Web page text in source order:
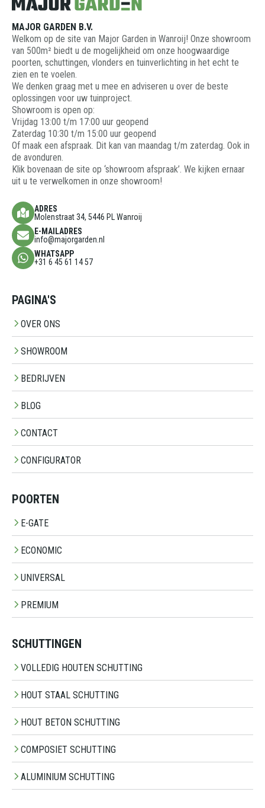
MAJOR GARDEN B.V.
Welkom op de site van Major Garden in Wanroij! Onze showroom
van 500m² biedt u de mogelijkheid om onze hoogwaardige
poorten, schuttingen, vlonders en tuinverlichting in het echt te
zien en te voelen.
We denken graag met u mee en adviseren u over de beste
oplossingen voor uw tuinproject.
Showroom is open op:
Vrijdag 13:00 t/m 17:00 uur geopend
Zaterdag 10:30 t/m 15:00 uur geopend
Of maak een afspraak. Dit kan van maandag t/m zaterdag. Ook in
de avonduren.
Klik bovenaan de site op ‘showroom afspraak’. We kijken ernaar
uit u te verwelkomen in onze showroom!
ADRES
Molenstraat 34, 5446 PL Wanroij
E-MAILADRES
info@majorgarden.nl
WHATSAPP
+31 6 45 61 14 57
PAGINA'S
OVER ONS
SHOWROOM
BEDRIJVEN
BLOG
CONTACT
CONFIGURATOR
POORTEN
E-GATE
ECONOMIC
UNIVERSAL
PREMIUM
SCHUTTINGEN
VOLLEDIG HOUTEN SCHUTTING
HOUT STAAL SCHUTTING
HOUT BETON SCHUTTING
COMPOSIET SCHUTTING
ALUMINIUM SCHUTTING